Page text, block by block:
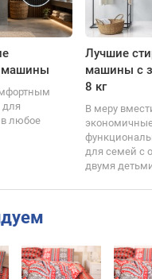
машины
в любое
Лучшие
машины с
8 кг
В меру
для семей с
двумя